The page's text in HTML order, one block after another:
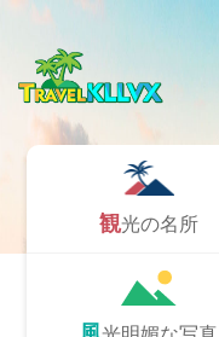
観光の名所